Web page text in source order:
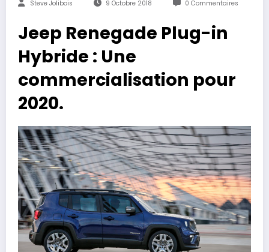
Steve Jolibois 9 Octobre 2018 0 Commentaires
Jeep Renegade Plug-in
Hybride : Une
commercialisation pour
2020.